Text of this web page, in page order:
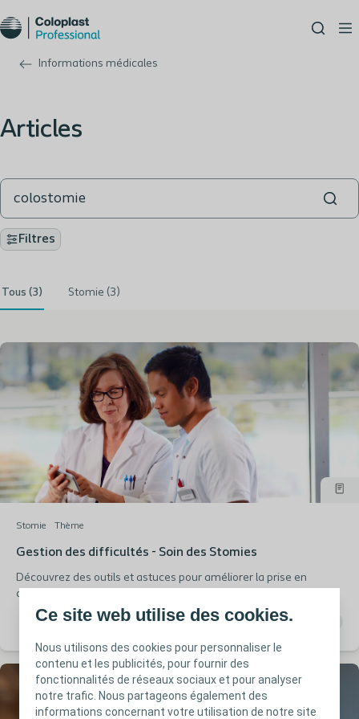
Ce site web utilise des cookies.
Nous utilisons des cookies pour personnaliser le
contenu et les publicités, pour fournir des
fonctionnalités de réseaux sociaux et pour analyser
notre trafic. Nous partageons également des
informations concernant votre utilisation de notre site
Informations médicales
Articles
Filtres
Tous (3) Stomie (3)
Stomie Thème
Gestion des difficultés - Soin des Stomies
Découvrez des outils et astuces pour améliorer la prise en
charge et le soin de vos patients en iléostomie, colostomie ou
urostomie.